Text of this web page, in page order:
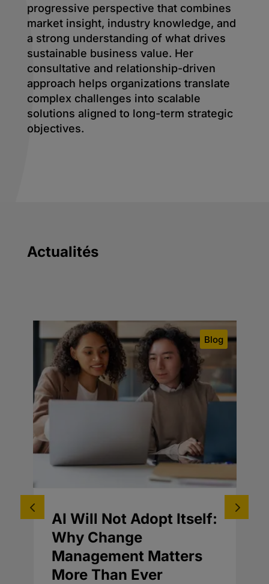
progressive perspective that combines
market insight, industry knowledge, and
a strong understanding of what drives
sustainable business value. Her
consultative and relationship-driven
approach helps organizations translate
complex challenges into scalable
solutions aligned to long-term strategic
objectives.
Actualités
Blog
AI Will Not Adopt Itself:
Why Change
Management Matters
More Than Ever